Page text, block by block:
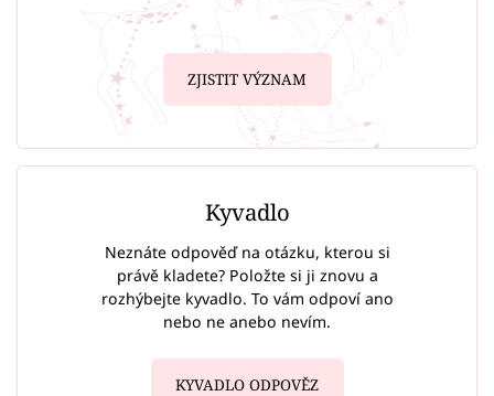
ZJISTIT VÝZNAM
Kyvadlo
Neznáte odpověď na otázku, kterou si
právě kladete? Položte si ji znovu a
rozhýbejte kyvadlo. To vám odpoví ano
nebo ne anebo nevím.
KYVADLO ODPOVĚZ